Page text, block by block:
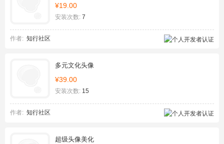
¥19.00
安装次数: 7
作者: 知行社区
多元文化头像
¥39.00
安装次数: 15
作者: 知行社区
超级头像美化